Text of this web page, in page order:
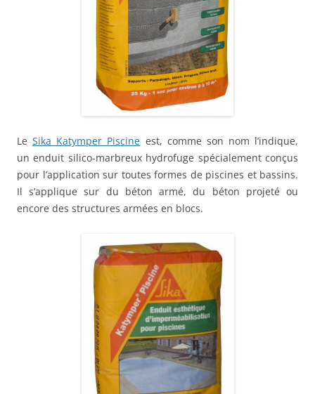
LeSika Katymper Piscine est, comme son nom l’indique,
un enduit silico-marbreux hydrofuge spécialement conçus
pour l’application sur toutes formes de piscines et bassins.
Il s’applique sur du béton armé, du béton projeté ou
encore des structures armées en blocs.